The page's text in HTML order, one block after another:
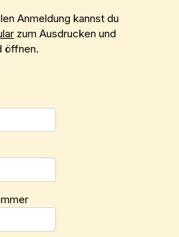
Anmeldung kannst du
zum Ausdrucken und
öffnen.